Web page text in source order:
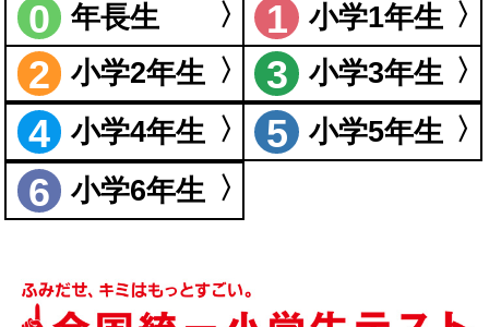
0 年長生 1 小学1年生
2 小学2年生 3 小学3年生
4 小学4年生 5 小学5年生
6 小学6年生